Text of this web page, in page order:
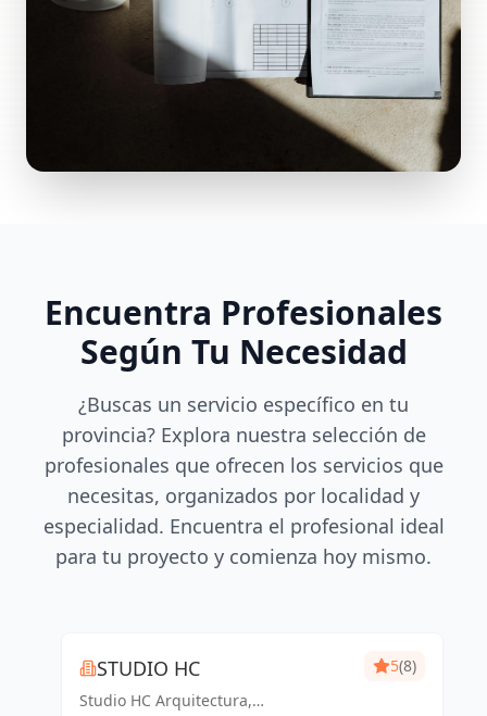
Encuentra Profesionales
Según Tu Necesidad
¿Buscas un servicio específico en tu
provincia? Explora nuestra selección de
profesionales que ofrecen los servicios que
necesitas, organizados por localidad y
especialidad. Encuentra el profesional ideal
para tu proyecto y comienza hoy mismo.
STUDIO HC
Studio HC Arquitectura,
5(8)